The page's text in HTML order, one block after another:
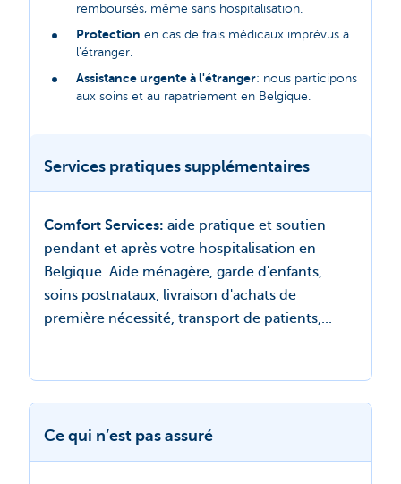
remboursés, même sans hospitalisation.
Protection en cas de frais médicaux imprévus à
l'étranger.
Assistance urgente à l'étranger: nous participons
aux soins et au rapatriement en Belgique.
Services pratiques supplémentaires
Comfort Services: aide pratique et soutien
pendant et après votre hospitalisation en
Belgique. Aide ménagère, garde d'enfants,
soins postnataux, livraison d'achats de
première nécessité, transport de patients,...
Ce qui n’est pas assuré